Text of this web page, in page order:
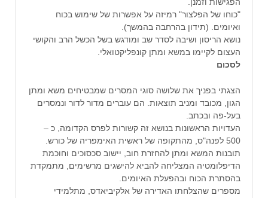
"כוחו של הפלצור" רמיזה על אפשרות של שימוש בכוח
ואיומים. (תידון בהרחבה בהמשך).
נושא הריסון ושיבה לסדר שב ומודגש בשל הכשל הרב והקושי
העצום לקיימו במשא ומתן קונפליקטואלי.
לסכום
הצגתי בפניך את שלושה סוגי המסרים שמבטיחים משא ומתן
הגון, מכובד ומניב תוצאות. הם עוברים מדור לדור ונמסרים
בעל-פה ובכתב.
העדויות הראשונות בנושא זה קשורות לפרס הקדומה, כ –
500 לפנה"ס, מהתקופה של ראשית האימפריה של כורש.
תובנות המשא ומתן להחזרת חוב, יישוב סכסוכים וחוכמת
הדיפלומטיה המצליחה להביא להישגים מרשימים, מתמקדת
בהסתרת הכוח ובהפעלת האיומים.
מספרים שהצלחתו האדירה של אלקיביאדס, מתלמידי